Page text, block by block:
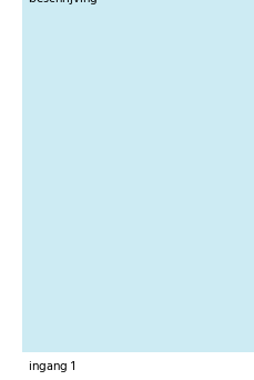
ingang 1